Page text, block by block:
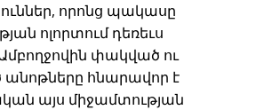
որոնց պակասը
ոլորտում դեռեւս
փակված ու
հնարավոր է
այս միջամտության